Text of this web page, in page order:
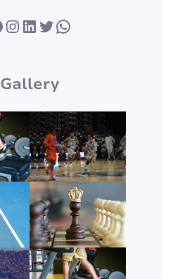
InstagramLinkedIn Twitter WhatsApp
Gallery